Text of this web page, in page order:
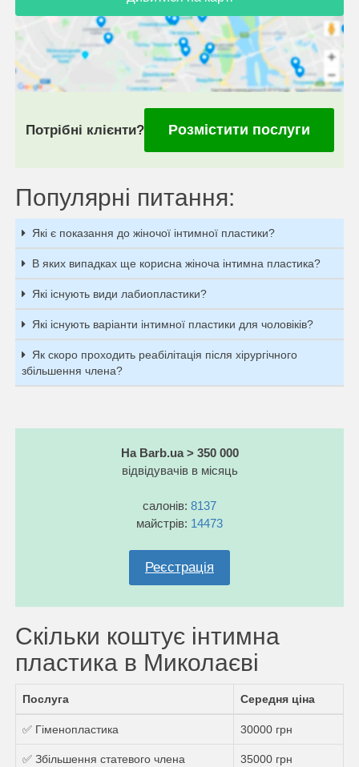
Потрібні клієнти? Розмістити послуги
Популярні питання:
Які є показання до жіночої інтимної пластики?
В яких випадках ще корисна жіноча інтимна пластика?
Які існують види лабиопластики?
Які існують варіанти інтимної пластики для чоловіків?
Як скоро проходить реабілітація після хірургічного
збільшення члена?
На Barb.ua > 350 000
відвідувачів в місяць
салонів: 8137
майстрів: 14473
Реєстрація
Скільки коштує інтимна
пластика в Миколаєві
Послуга Середня ціна
✅ Гіменопластика 30000 грн
✅ Збільшення статевого члена 35000 грн